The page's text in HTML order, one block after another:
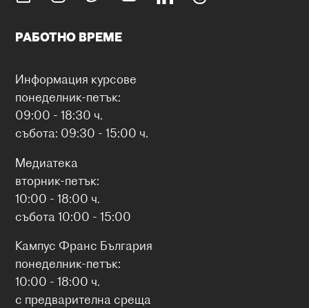
РАБОТНО ВРЕМЕ
Информация курсове
понеделник-петък:
09:00 - 18:30 ч.
събота: 09:30 - 15:00 ч.
Медиатека
вторник-петък:
10:00 - 18:00 ч.
събота 10:00 - 15:00
Кампус Франс България
понеделник-петък:
10:00 - 18:00 ч.
с предварителна среща